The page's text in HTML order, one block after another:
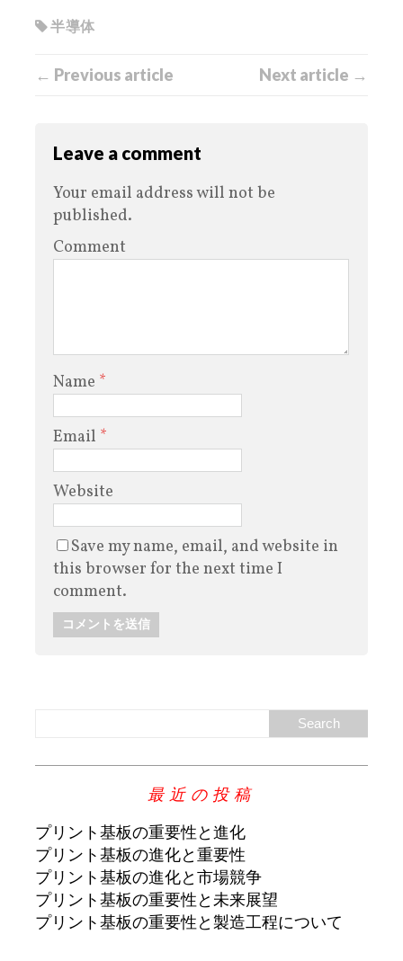
半導体
← Previous article Next article →
Leave a comment
Your email address will not be
published.
Comment
Name *
Email *
Website
Save my name, email, and website in
this browser for the next time I
comment.
最近の投稿
プリント基板の重要性と進化
プリント基板の進化と重要性
プリント基板の進化と市場競争
プリント基板の重要性と未来展望
プリント基板の重要性と製造工程について